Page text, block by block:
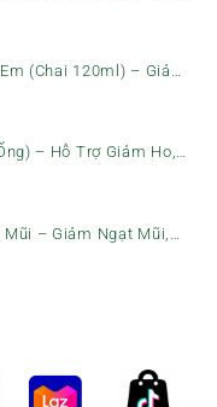
Mặt & Rối Loạn Tiền
(Chai 120ml) – Giảm
– Hỗ Trợ Giảm Ho,
– Giảm Ngạt Mũi,